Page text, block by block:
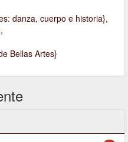
danza, cuerpo e historia},
Bellas Artes}